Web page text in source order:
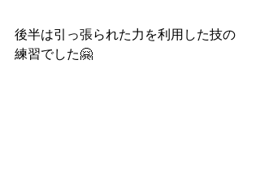
後半は引っ張られた力を利用した技の
練習でした🤗